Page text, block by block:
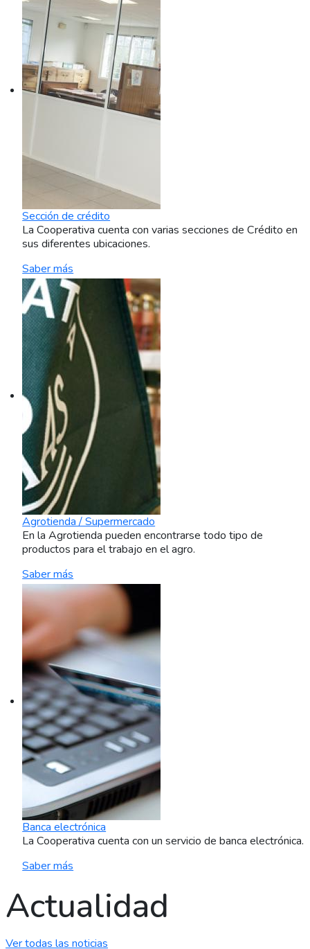
Sección de crédito
La Cooperativa cuenta con varias secciones de Crédito en
sus diferentes ubicaciones.
Saber más
Agrotienda / Supermercado
En la Agrotienda pueden encontrarse todo tipo de
productos para el trabajo en el agro.
Saber más
Banca electrónica
La Cooperativa cuenta con un servicio de banca electrónica.
Saber más
Actualidad
Ver todas las noticias